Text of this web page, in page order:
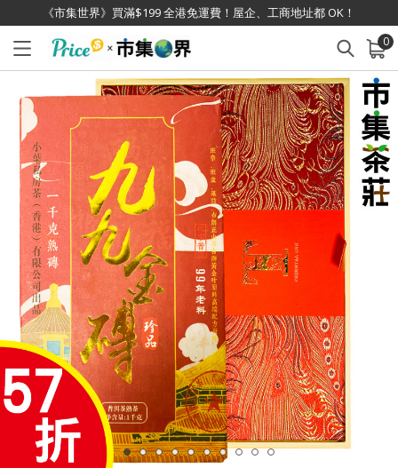
《市集世界》買滿$199 全港免運費！屋企、工商地址都 OK！
0
已加入購物車 查看